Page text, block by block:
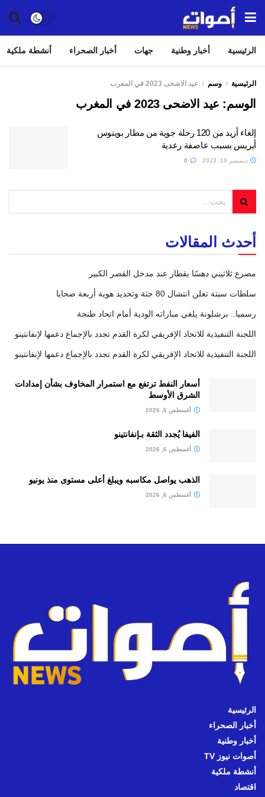
الرئيسية أخبار وطنية جهات أخبار الصحراء أنشطة ملكية
الرئيسية وسم عيد الاضحى 2023 في المغرب
الوسم: عيد الاضحى 2023 في المغرب
إلغاء أزيد من 120 رحلة جوية من مطار بوينوس
أيريس بسبب عاصفة رعدية
ديسمبر 18, 2023
أحدث المقالات
مصرع ثلاثيني دهسًا بقطار عند مدخل القصر الكبير
سلطات سبتة تعلن انتشال 80 جثة وتحديد هوية أربعة ضحايا
رسميا.. برشلونة يلغي مباراته الودية أمام اتحاد طنجة
اللجنة التنفيذية للاتحاد الإفريقي لكرة القدم تجدد بالإجماع دعمها لإنفانتينو
اللجنة التنفيذية للاتحاد الإفريقي لكرة القدم تجدد بالإجماع دعمها لإنفانتينو
أسعار النفط ترتفع مع استمرار المخاوف بشأن إمدادات
الشرق الأوسط
أغسطس 6, 2026
الفيفا يُجدد الثقة بـإنفانتينو
أغسطس 6, 2026
الذهب يواصل مكاسبه ويبلغ أعلى مستوى منذ يونيو
أغسطس 6, 2026
الرئيسية
أخبار الصحراء
أخبار وطنية
أصوات نيوز TV
أنشطة ملكية
اقتصاد